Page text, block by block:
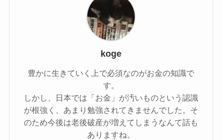
koge
豊かに生きていく上で必須なのがお金の知識で
す。
しかし、日本では「お金」が汚いものという認識
が根強く、あまり勉強されてきませんでした。そ
のため今後は老後破産が増えてしまうなんて話も
ありますね。